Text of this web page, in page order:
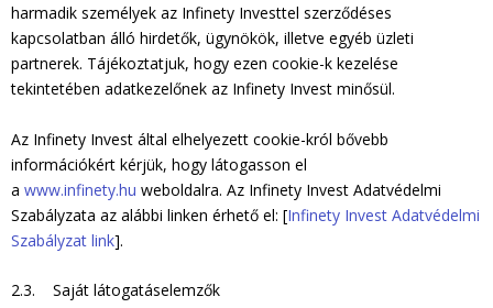
harmadik személyek az Infinety Investtel szerződéses
kapcsolatban álló hirdetők, ügynökök, illetve egyéb üzleti
partnerek. Tájékoztatjuk, hogy ezen cookie-k kezelése
tekintetében adatkezelőnek az Infinety Invest minősül.
Az Infinety Invest által elhelyezett cookie-król bővebb
információkért kérjük, hogy látogasson el
a www.infinety.hu weboldalra. Az Infinety Invest Adatvédelmi
Szabályzata az alábbi linken érhető el: [Infinety Invest Adatvédelmi
Szabályzat link].
2.3. Saját látogatáselemzők